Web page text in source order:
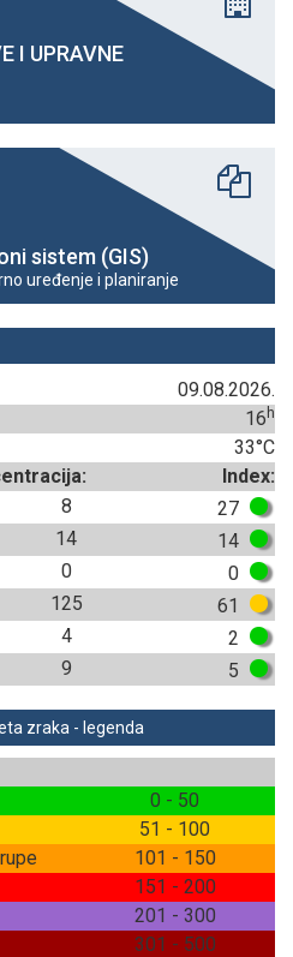
I UPRAVNE
sistem (GIS)
uređenje i planiranje
09.08.2026.
16 h
33°C
Index:
8
27
14
14
0
0
125
61
4
2
9 5
zraka - legenda
0 - 50
51 - 100
101 - 150
151 - 200
201 - 300
301 - 500